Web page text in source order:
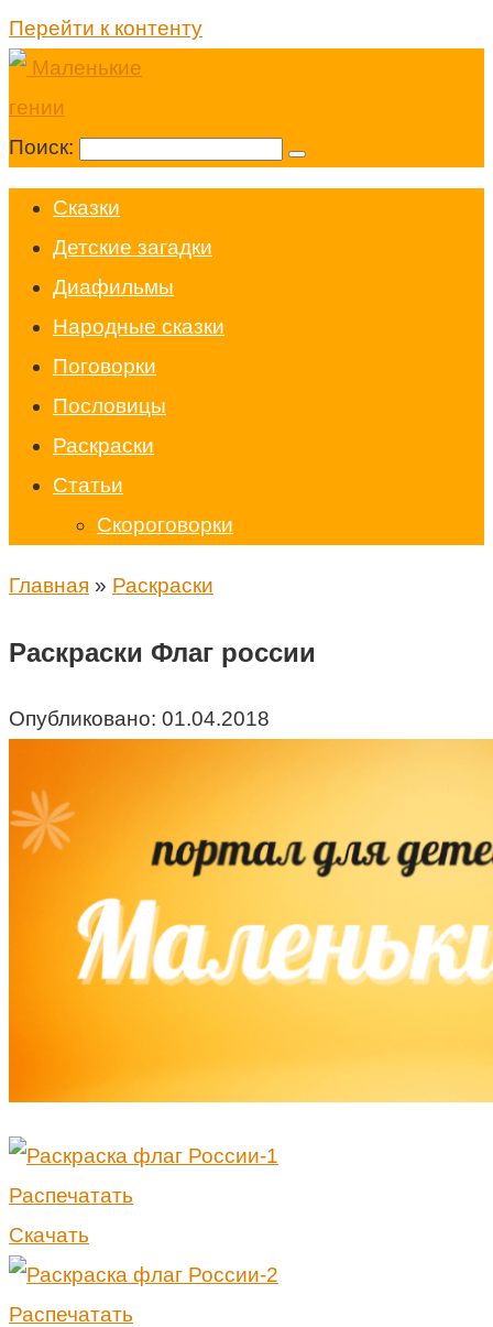
Перейти к контенту
Поиск:
Cказки
Детские загадки
Диафильмы
Народные сказки
Поговорки
Пословицы
Раскраски
Статьи
Скороговорки
Главная » Раскраски
Раскраски Флаг россии
Опубликовано: 01.04.2018
Распечатать
Скачать
Распечатать